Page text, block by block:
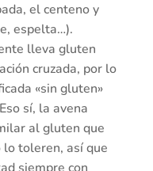
el centeno y
espelta…).
lleva gluten
cruzada, por lo
«sin gluten»
sí, la avena
al gluten que
lo toleren, así que